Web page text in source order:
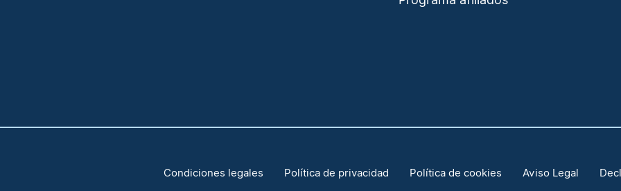
Condiciones legales Política de privacidad Política de cookies Aviso Legal